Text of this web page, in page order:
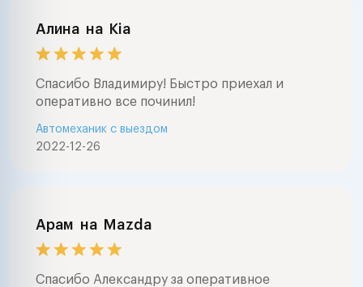
Алина на Kia
Спасибо Владимиру! Быстро приехал и
оперативно все починил!
2022-12-26
Автомеханик с выездом
Арам на Mazda
Спасибо Александру за оперативное